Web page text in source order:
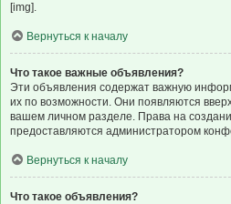
[img].
Вернуться к началу
Что такое важные объявления?
Эти объявления содержат важную
их по возможности. Они появляются
вашем личном разделе. Права на
предоставляются администратором
Вернуться к началу
Что такое объявления?